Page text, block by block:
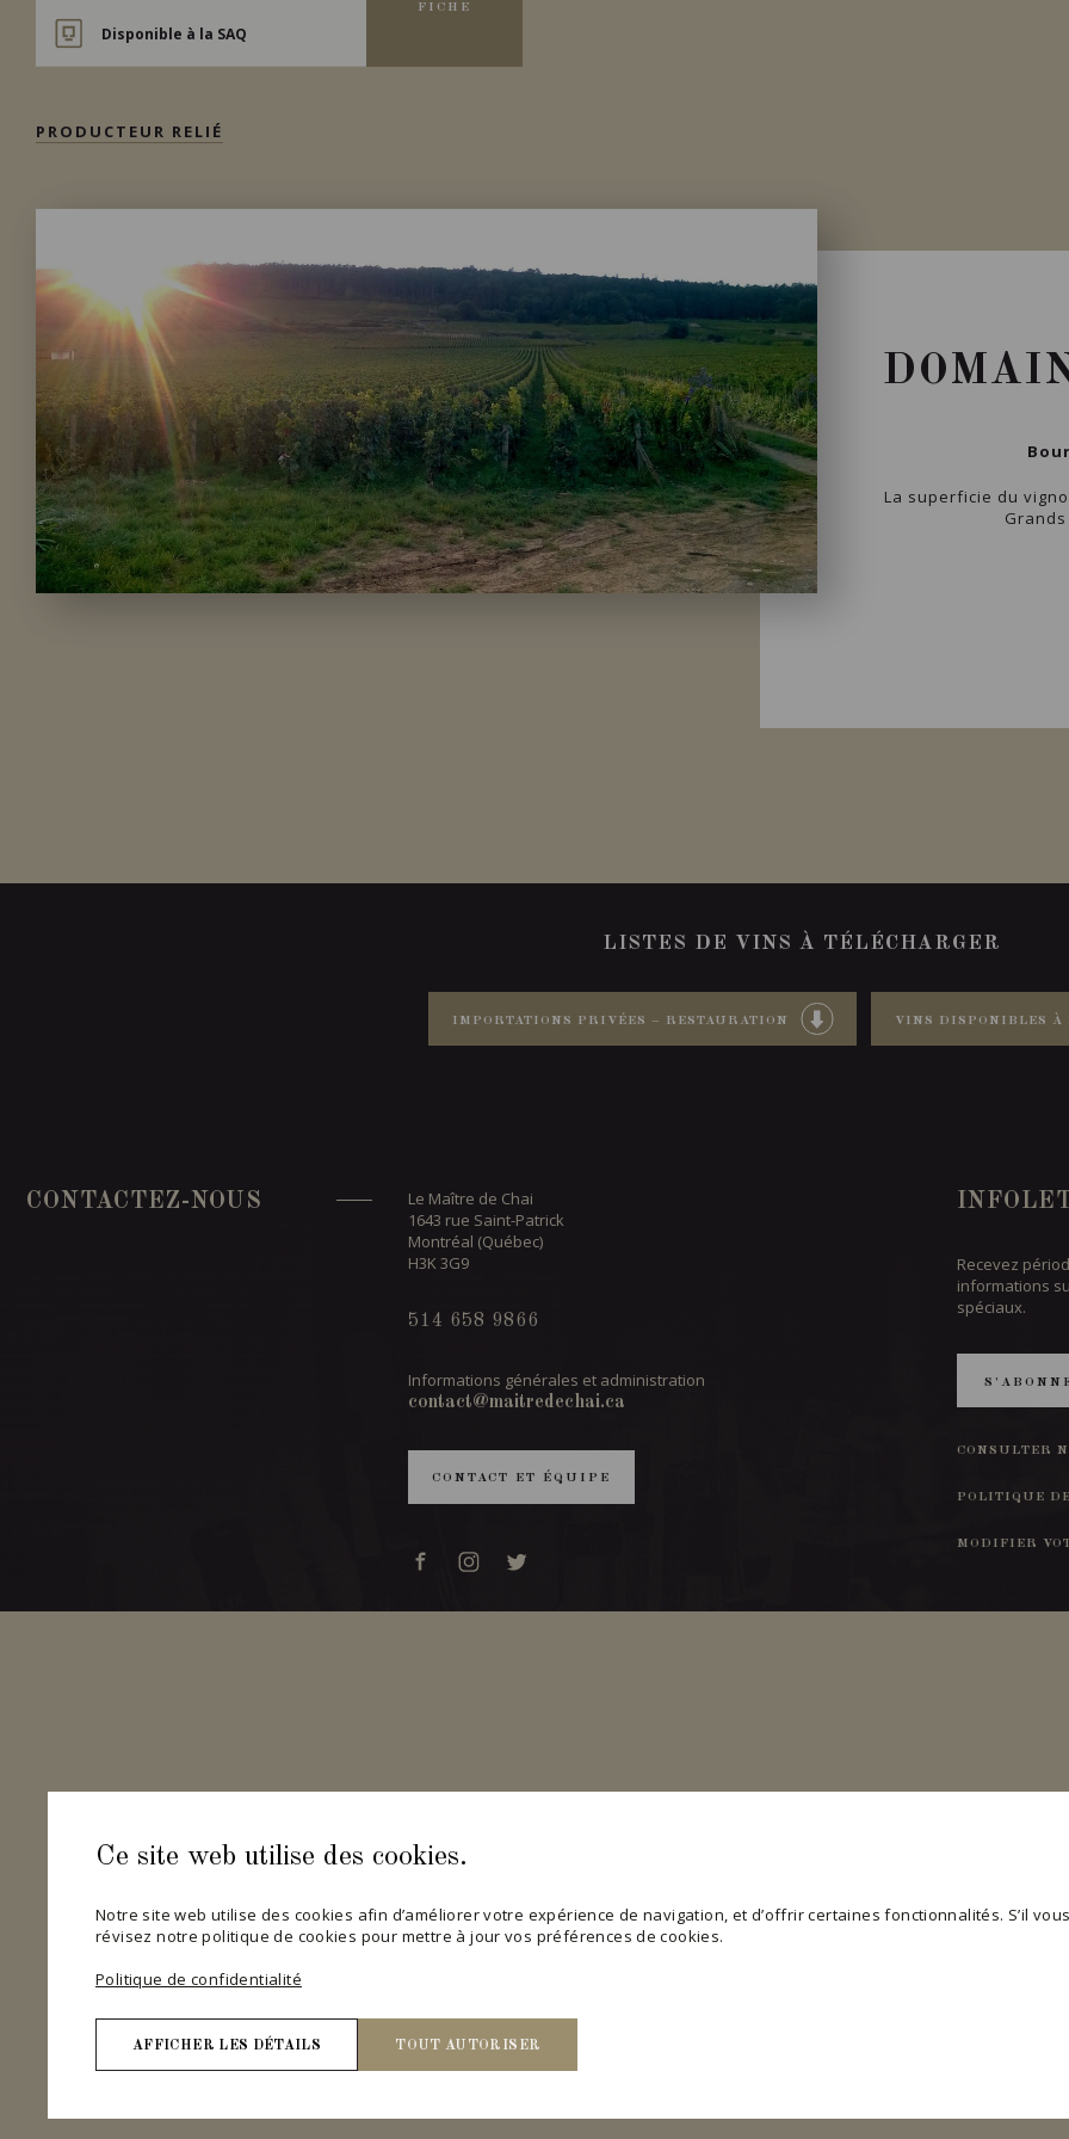
Ce site web utilise des cookies.
Notre site web utilise des cookies afin d’améliorer votre expérience de navigation, et d’offrir certaines fonctionnalités. S’il
révisez notre politique de cookies pour mettre à jour vos préférences de cookies.
Politique de confidentialité
AFFICHER LES DÉTAILS TOUT AUTORISER
Nécessaires
Disponible à la SAQ
FICHE
PRODUCTEUR RELIÉ
La superficie du
Grands
LISTES DE VINS À TÉLÉCHARGER
IMPORTATIONS PRIVÉES – RESTAURATION VINS DISPONIBLES À
CONTACTEZ-NOUS
Le Maître de Chai
1643 rue Saint-Patrick
Montréal (Québec)
H3K 3G9
514 658 9866
Informations générales et administration
contact@maitredechai.ca
CONTACT ET ÉQUIPE
Recevez
informations
spéciaux.
CONSULTER
POLITIQUE
MODIFIER